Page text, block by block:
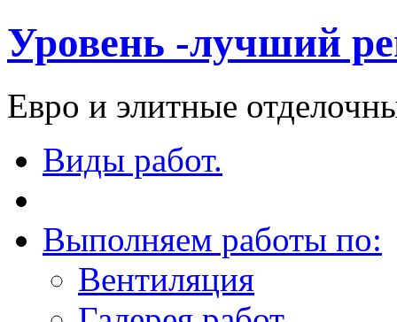
Уровень -лучший
Евро и элитные
Виды работ.
Выполняем работы по:
Вентиляция